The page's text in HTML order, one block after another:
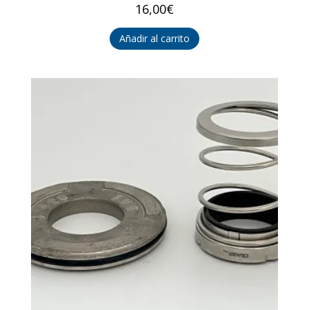
16,00€
Añadir al carrito